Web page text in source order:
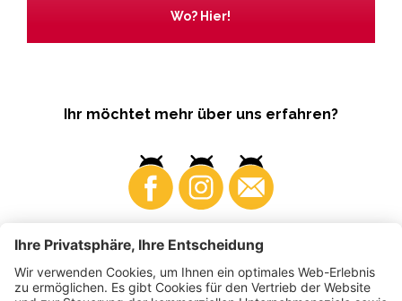
Wo? Hier!
Ihr möchtet mehr über uns erfahren?
Business Produzenten